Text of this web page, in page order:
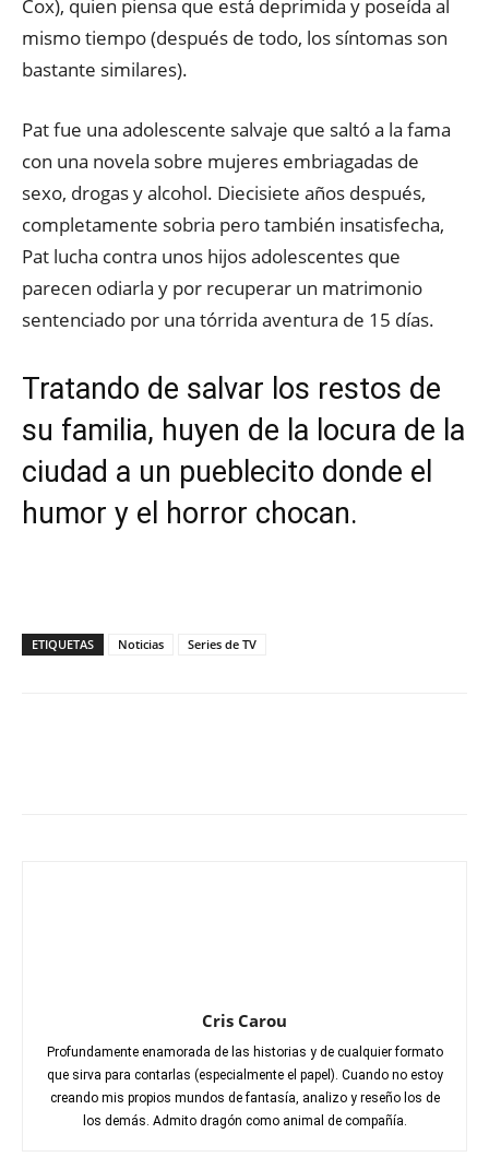
Cox), quien piensa que está deprimida y poseída al
mismo tiempo (después de todo, los síntomas son
bastante similares).
Pat fue una adolescente salvaje que saltó a la fama
con una novela sobre mujeres embriagadas de
sexo, drogas y alcohol. Diecisiete años después,
completamente sobria pero también insatisfecha,
Pat lucha contra unos hijos adolescentes que
parecen odiarla y por recuperar un matrimonio
sentenciado por una tórrida aventura de 15 días.
Tratando de salvar los restos de
su familia, huyen de la locura de la
ciudad a un pueblecito donde el
humor y el horror chocan.
ETIQUETAS Noticias Series de TV
Cris Carou
Profundamente enamorada de las historias y de cualquier formato
que sirva para contarlas (especialmente el papel). Cuando no estoy
creando mis propios mundos de fantasía, analizo y reseño los de
los demás. Admito dragón como animal de compañía.